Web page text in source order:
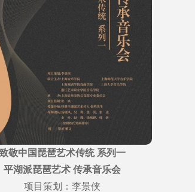
敬中国琵琶艺术传统 系列一
平湖派琵琶艺术 传承音乐会
项目策划：李景侠